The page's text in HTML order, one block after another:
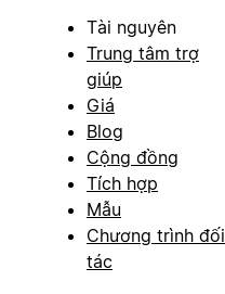
Tài nguyên
Trung tâm trợ
giúp
Giá
Blog
Cộng đồng
Tích hợp
Mẫu
Chương trình đối
tác